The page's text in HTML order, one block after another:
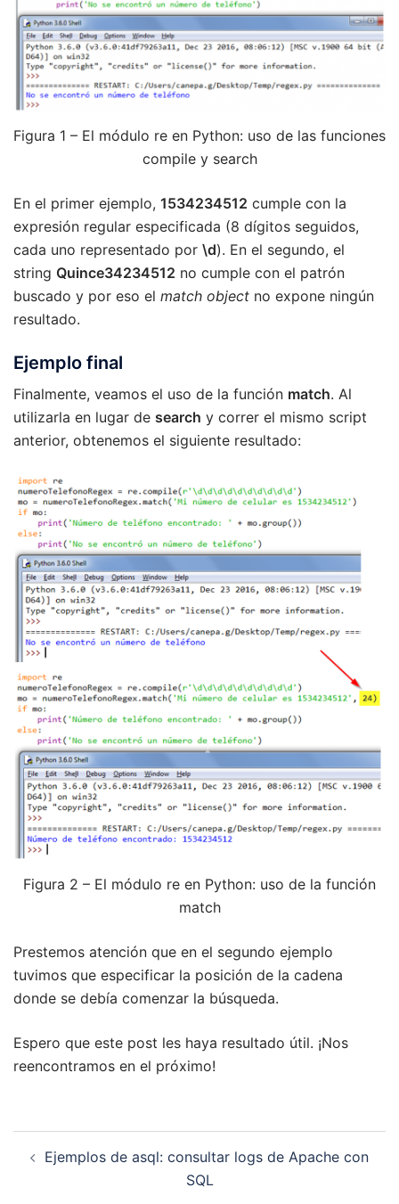
Figura 1 – El módulo re en Python: uso de las funciones
compile y search
En el primer ejemplo, 1534234512 cumple con la
expresión regular especificada (8 dígitos seguidos,
cada uno representado por \d). En el segundo, el
string Quince34234512 no cumple con el patrón
buscado y por eso el match object no expone ningún
resultado.
Ejemplo final
Finalmente, veamos el uso de la función match. Al
utilizarla en lugar de search y correr el mismo script
anterior, obtenemos el siguiente resultado:
Figura 2 – El módulo re en Python: uso de la función
match
Prestemos atención que en el segundo ejemplo
tuvimos que especificar la posición de la cadena
donde se debía comenzar la búsqueda.
Espero que este post les haya resultado útil. ¡Nos
reencontramos en el próximo!
de Ejemplos de asql: consultar logs de Apache con
SQL